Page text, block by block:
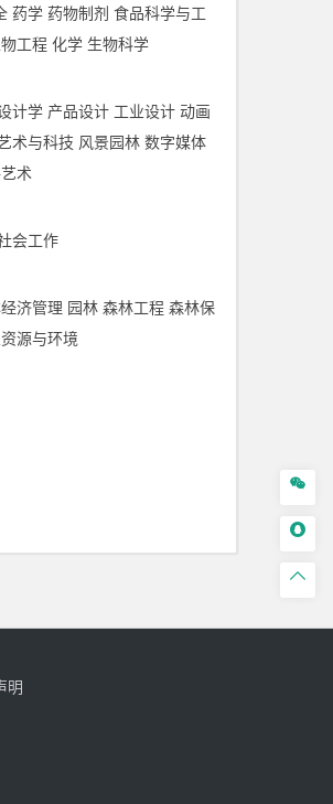
药学 药物制剂 食品科学与工
工程 化学 生物科学
计学 产品设计 工业设计 动画
术与科技 风景园林 数字媒体
术
会工作
济管理 园林 森林工程 森林保
源与环境



明